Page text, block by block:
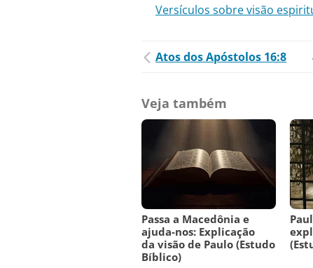
Versículos sobre visão
Atos dos Apóstolos 16:8
Veja também
Passa a Macedônia e
ajuda-nos: Explicação
da visão de Paulo (Estudo
Bíblico)